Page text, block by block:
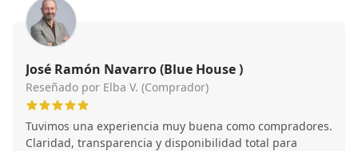
José Ramón Navarro (Blue House )
Reseñado por Elba V. (Comprador)
Tuvimos una experiencia muy buena como compradores.
Claridad, transparencia y disponibilidad total para